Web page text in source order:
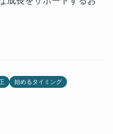
始めるタイミング